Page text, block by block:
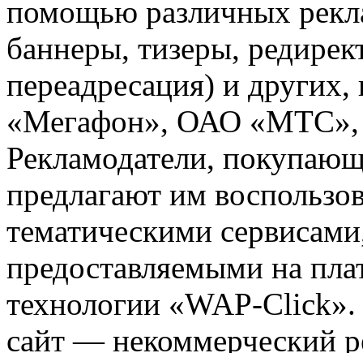
помощью различных
баннеры, тизеры,
переадресация) и
«Мегафон», ОАО «МТС»,
Рекламодатели,
предлагают им
тематическими
предоставляемыми на
технологии «WAP-
сайт — некоммерческий